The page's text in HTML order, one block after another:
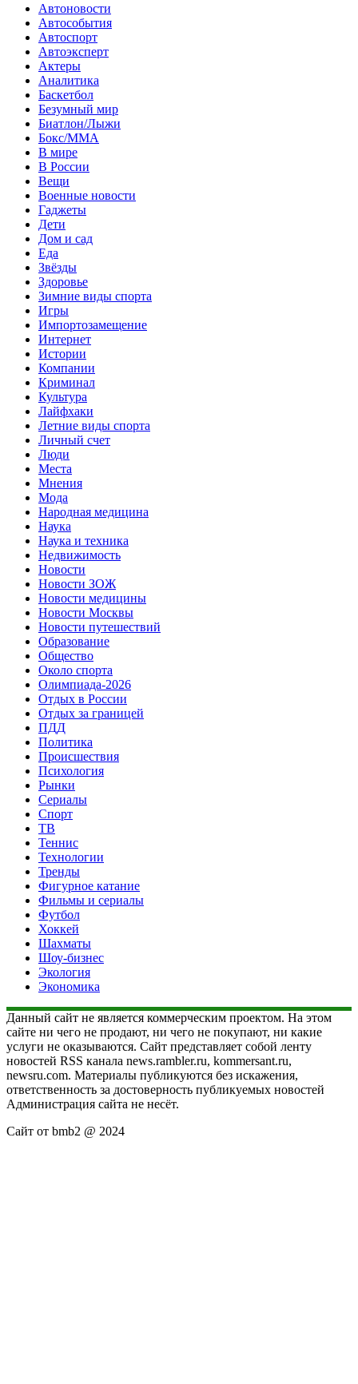
Автоновости
Автособытия
Автоспорт
Автоэксперт
Актеры
Аналитика
Баскетбол
Безумный мир
Биатлон/Лыжи
Бокс/MMA
В мире
В России
Вещи
Военные новости
Гаджеты
Дети
Дом и сад
Еда
Звёзды
Здоровье
Зимние виды спорта
Игры
Импортозамещение
Интернет
Истории
Компании
Криминал
Культура
Лайфхаки
Летние виды спорта
Личный счет
Люди
Места
Мнения
Мода
Народная медицина
Наука
Наука и техника
Недвижимость
Новости
Новости ЗОЖ
Новости медицины
Новости Москвы
Новости путешествий
Образование
Общество
Около спорта
Олимпиада-2026
Отдых в России
Отдых за границей
ПДД
Политика
Происшествия
Психология
Рынки
Сериалы
Спорт
ТВ
Теннис
Технологии
Тренды
Фигурное катание
Фильмы и сериалы
Футбол
Хоккей
Шахматы
Шоу-бизнес
Экология
Экономика
Данный сайт не является коммерческим проектом. На этом
сайте ни чего не продают, ни чего не покупают, ни какие
услуги не оказываются. Сайт представляет собой ленту
новостей RSS канала news.rambler.ru, kommersant.ru,
newsru.com. Материалы публикуются без искажения,
ответственность за достоверность публикуемых новостей
Администрация сайта не несёт.
Сайт от bmb2 @ 2024